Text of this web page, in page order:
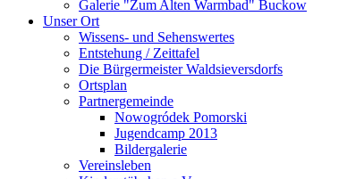
Galerie "Zum Alten Warmbad" Buckow
Unser Ort
Wissens- und Sehenswertes
Entstehung / Zeittafel
Die Bürgermeister Waldsieversdorfs
Ortsplan
Partnergemeinde
Nowogródek Pomorski
Jugendcamp 2013
Bildergalerie
Vereinsleben